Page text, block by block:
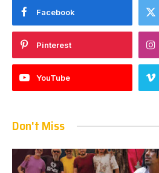
Facebook
Pinterest
YouTube
Don't Miss